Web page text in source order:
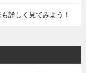
詳しく見てみよう！